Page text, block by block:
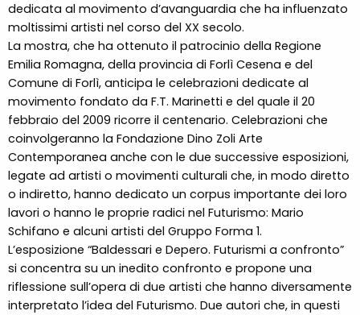
dedicata al movimento d’avanguardia che ha influenzato
moltissimi artisti nel corso del XX secolo.
La mostra, che ha ottenuto il patrocinio della Regione
Emilia Romagna, della provincia di Forlì Cesena e del
Comune di Forlì, anticipa le celebrazioni dedicate al
movimento fondato da F.T. Marinetti e del quale il 20
febbraio del 2009 ricorre il centenario. Celebrazioni che
coinvolgeranno la Fondazione Dino Zoli Arte
Contemporanea anche con le due successive esposizioni,
legate ad artisti o movimenti culturali che, in modo diretto
o indiretto, hanno dedicato un corpus importante dei loro
lavori o hanno le proprie radici nel Futurismo: Mario
Schifano e alcuni artisti del Gruppo Forma 1.
L’esposizione “Baldessari e Depero. Futurismi a confronto”
si concentra su un inedito confronto e propone una
riflessione sull’opera di due artisti che hanno diversamente
interpretato l’idea del Futurismo. Due autori che, in questi